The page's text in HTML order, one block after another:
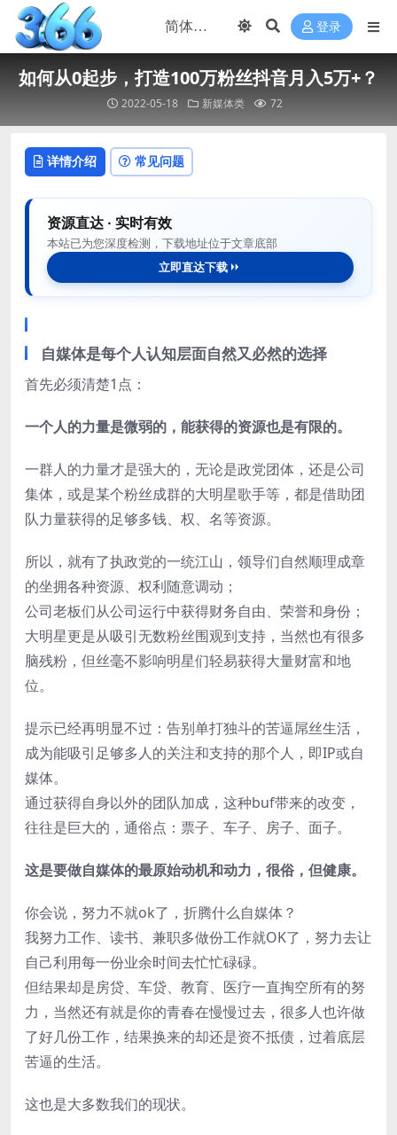
登录
如何从0起步，打造100万粉丝抖音月入5万+？
2022-05-18 新媒体类 72
详情介绍 常见问题
资源直达 · 实时有效
本站已为您深度检测，下载地址位于文章底部
立即直达下载
自媒体是每个人认知层面自然又必然的选择
首先必须清楚1点：
一个人的力量是微弱的，能获得的资源也是有限的。
一群人的力量才是强大的，无论是政党团体，还是公司
集体，或是某个粉丝成群的大明星歌手等，都是借助团
队力量获得的足够多钱、权、名等资源。
所以，就有了执政党的一统江山，领导们自然顺理成章
的坐拥各种资源、权利随意调动；
公司老板们从公司运行中获得财务自由、荣誉和身份；
大明星更是从吸引无数粉丝围观到支持，当然也有很多
脑残粉，但丝毫不影响明星们轻易获得大量财富和地
位。
提示已经再明显不过：告别单打独斗的苦逼屌丝生活，
成为能吸引足够多人的关注和支持的那个人，即IP或自
媒体。
通过获得自身以外的团队加成，这种buf带来的改变，
往往是巨大的，通俗点：票子、车子、房子、面子。
这是要做自媒体的最原始动机和动力，很俗，但健康。
你会说，努力不就ok了，折腾什么自媒体？
我努力工作、读书、兼职多做份工作就OK了，努力去让
自己利用每一份业余时间去忙忙碌碌。
但结果却是房贷、车贷、教育、医疗一直掏空所有的努
力，当然还有就是你的青春在慢慢过去，很多人也许做
了好几份工作，结果换来的却还是资不抵债，过着底层
苦逼的生活。
这也是大多数我们的现状。